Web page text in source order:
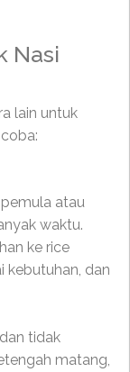
Nasi
lain untuk
atau
waktu.
ke rice
kebutuhan, dan
tidak
matang,